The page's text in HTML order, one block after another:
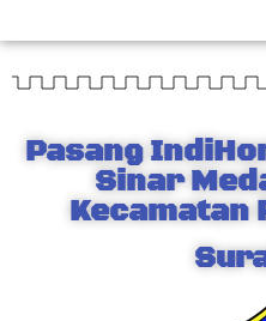
Pasang
Sinar
Kecamatan